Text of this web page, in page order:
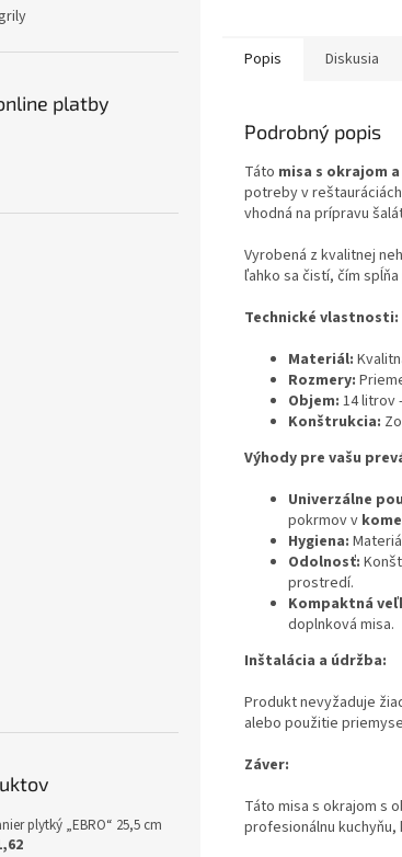
platby
plytký „EBRO“ 25,5 cm
Popis Diskusia
Podrobný popis
Táto misa s okrajom
potreby v
vhodná na prípravu
Vyrobená z kvalitnej
ľahko sa čistí, čím
Technické vlastnosti:
Materiál:
Rozmery:
Objem: 14 litrov
Konštrukcia:
Výhody pre vašu
Univerzálne
pokrmov v
Hygiena:
Odolnosť:
prostredí.
Kompaktná
doplnková misa.
Inštalácia a údržba:
Produkt nevyžaduje
alebo použitie
Záver:
Táto misa s okrajom s
profesionálnu